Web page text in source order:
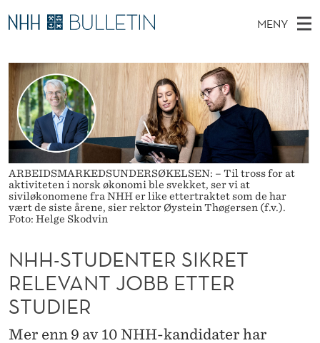
N
H
H
S
T
U
D
E
N
T
E
R
MENY
O
V
E
D
M
E
N
Y
Ø
K
N
E
T
T
S
T
E
D
E
T
Stipendiater og nye forskerprofiler
Disputaser
Ekspertutvalg
Om Bulletin
ARBEIDSMARKEDSUNDERSØKELSEN: – Til tross for at
aktiviteten i norsk økonomi ble svekket, ser vi at
siviløkonomene fra NHH er like ettertraktet som de har
vært de siste årene, sier rektor Øystein Thøgersen (f.v.).
Foto: Helge Skodvin
NHH-STUDENTER SIKRET
RELEVANT JOBB ETTER
STUDIER
Mer enn 9 av 10 NHH-kandidater har